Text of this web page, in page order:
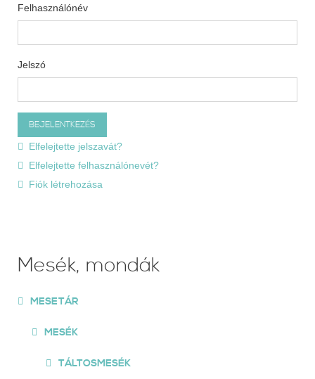
Felhasználónév
Jelszó
Elfelejtette jelszavát?
Elfelejtette felhasználónevét?
Fiók létrehozása
Mesék, mondák
MESETÁR
MESÉK
TÁLTOSMESÉK